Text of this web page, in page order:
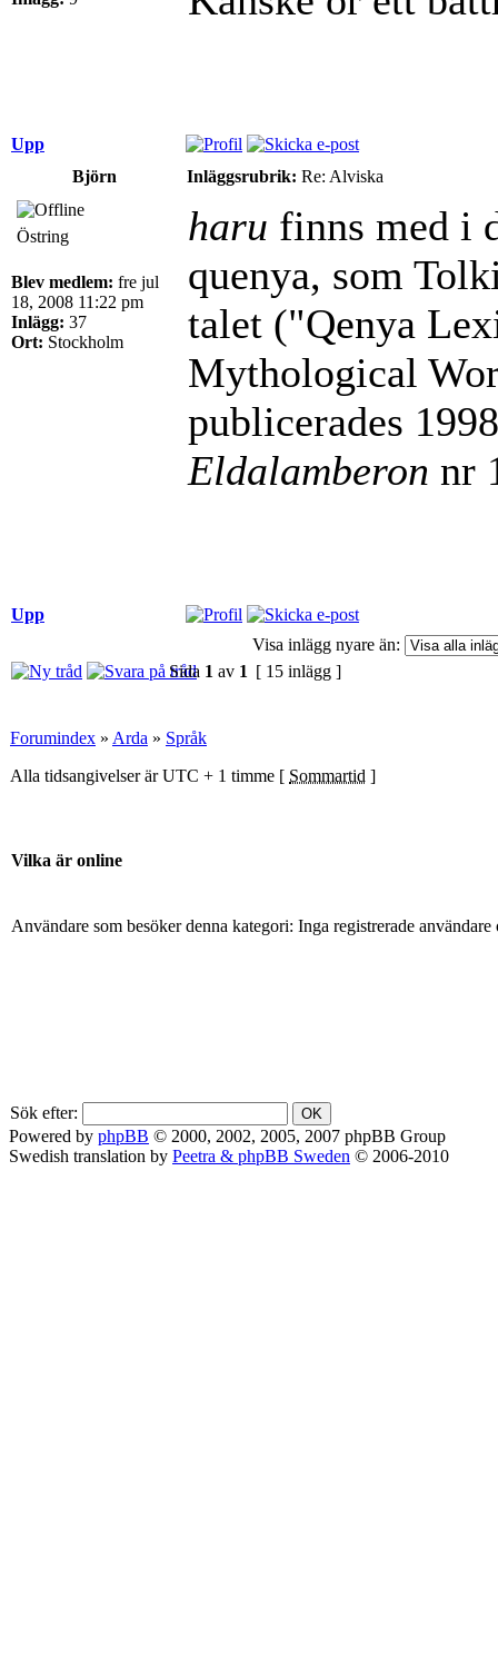
Upp
Björn
Inläggsrubrik: Re: Alviska
Östring
Blev medlem: fre jul
18, 2008 11:22 pm
Inlägg: 37
Ort: Stockholm
haru finns med i
quenya, som
talet ("Qenya
Mythological
publicerades
Eldalamberon nr
Upp
Visa inlägg nyare än:
Sida 1 av 1 [ 15 inlägg ]
Forumindex » Arda » Språk
Alla tidsangivelser är UTC + 1 timme [ Sommartid ]
Vilka är online
Användare som besöker denna kategori: Inga registrerade användare
Sök efter:
Powered by phpBB © 2000, 2002, 2005, 2007 phpBB Group
Swedish translation by Peetra & phpBB Sweden © 2006-2010